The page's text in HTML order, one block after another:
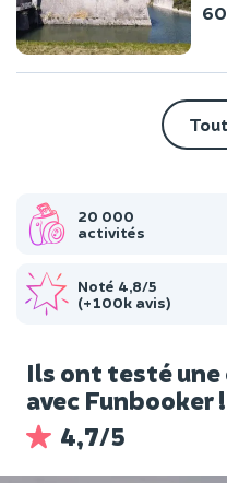
20 000
activités
Noté 4,8/5
(+100k avis)
Ils ont testé
avec Funbooker !
4,7/5